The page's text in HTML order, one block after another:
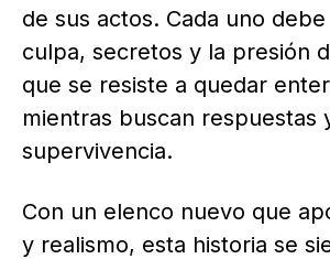
de sus actos. Cada uno
culpa, secretos y la presión
que se resiste a quedar
mientras buscan respuestas
supervivencia.
Con un elenco nuevo que
y realismo, esta historia se